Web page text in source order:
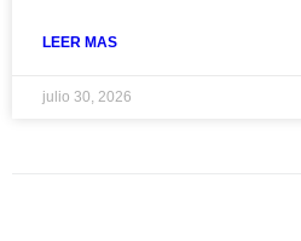
LEER MAS
julio 30, 2026